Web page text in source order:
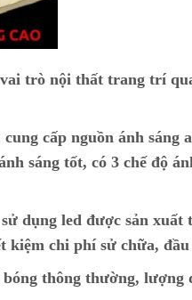
trò nội thất trang trí
cấp nguồn ánh sáng
sáng tốt, có 3 chế độ
dụng led được sản xuất
kiệm chi phí sử chữa,
thông thường, lượng